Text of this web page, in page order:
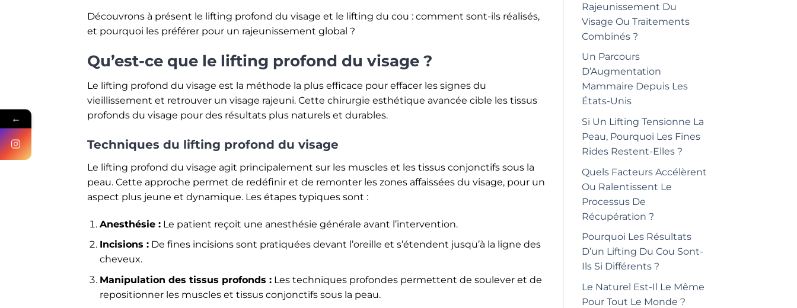
Découvrons à présent le lifting profond du visage et le lifting du cou : comment sont-ils réalisés,
et pourquoi les préférer pour un rajeunissement global ?
Qu’est-ce que le lifting profond du visage ?
Le lifting profond du visage est la méthode la plus efficace pour effacer les signes du
vieillissement et retrouver un visage rajeuni. Cette chirurgie esthétique avancée cible les tissus
profonds du visage pour des résultats plus naturels et durables.
Techniques du lifting profond du visage
Le lifting profond du visage agit principalement sur les muscles et les tissus conjonctifs sous la
peau. Cette approche permet de redéfinir et de remonter les zones affaissées du visage, pour un
aspect plus jeune et dynamique. Les étapes typiques sont :
Anesthésie :Le patient reçoit une anesthésie générale avant l’intervention.
Incisions :De fines incisions sont pratiquées devant l’oreille et s’étendent jusqu’à la ligne des
cheveux.
Manipulation des tissus profonds :Les techniques profondes permettent de soulever et de
repositionner les muscles et tissus conjonctifs sous la peau.
Rajeunissement Du
Visage Ou Traitements
Combinés ?
Un Parcours
D’Augmentation
Mammaire Depuis Les
États-Unis
Si Un Lifting Tensionne La
Peau, Pourquoi Les Fines
Rides Restent-Elles ?
Quels Facteurs Accélèrent
Ou Ralentissent Le
Processus De
Récupération ?
Pourquoi Les Résultats
D’un Lifting Du Cou Sont-
Ils Si Différents ?
Le Naturel Est-Il Le Même
Pour Tout Le Monde ?
←